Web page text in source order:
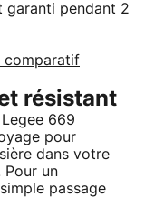
garanti pendant 2
comparatif
résistant
669
pour
dans votre
Pour un
passage